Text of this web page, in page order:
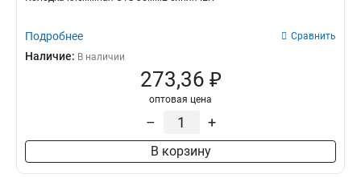
Подробнее Сравнить
Наличие: В наличии
273,36 ₽
оптовая цена
– +
В корзину